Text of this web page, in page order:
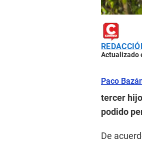
Actualizado
Paco
tercer
podido
De